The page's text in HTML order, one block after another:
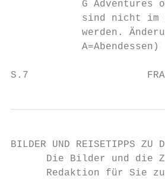
G Adventures
sind nicht im
werden.
            A=Abendessen)
S.7                    FRAGEN
BILDER UND REISETIPPS ZU
Die Bilder und die
Redaktion für Sie